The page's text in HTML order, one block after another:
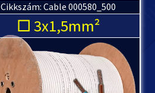
Cikkszám: Cable 000580_500
□ 3x1,5mm²